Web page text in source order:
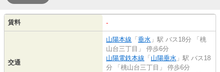
賃料 -
交通
山陽本線 「 垂水 」駅 バス18分 「桃
山台三丁目」 停歩6分
山陽電鉄本線 「 山陽垂水 」駅 バス18
分 「桃山台三丁目」 停歩6分